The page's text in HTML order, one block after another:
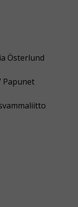
Österlund
Papunet